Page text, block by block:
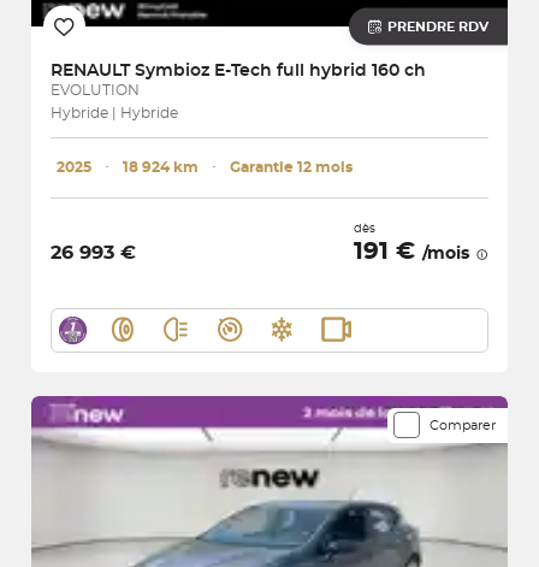
PRENDRE RDV
RENAULT Symbioz E-Tech full hybrid 160 ch
EVOLUTION
Hybride | Hybride
2025 ･ 18 924 km ･ Garantie 12 mois
26 993 €
dès
191 € /mois
Comparer